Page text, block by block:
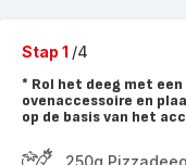
Stap 1 /4
* Rol het deeg met
ovenaccessoire en
op de basis van het
250g Pizzadeeg